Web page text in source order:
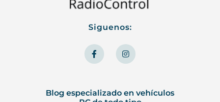
Siguenos:
F
a
c
e
o
k
I
n
s
t
r
a
Blog especializado en vehículos